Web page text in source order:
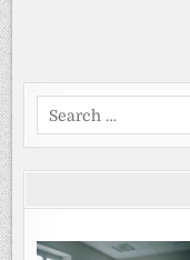
Search
for: